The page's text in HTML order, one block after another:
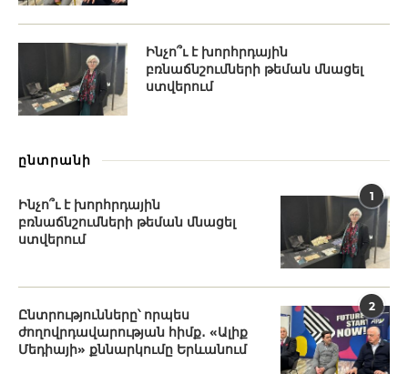
Ինչո՞ւ է խորհրդային
բռնաճնշումների թեման մնացել
ստվերում
ընտրանի
1
Ինչո՞ւ է խորհրդային
բռնաճնշումների թեման մնացել
ստվերում
2
Ընտրությունները՝ որպես
ժողովրդավարության հիմք․ «Ալիք
Մեդիայի» քննարկումը Երևանում